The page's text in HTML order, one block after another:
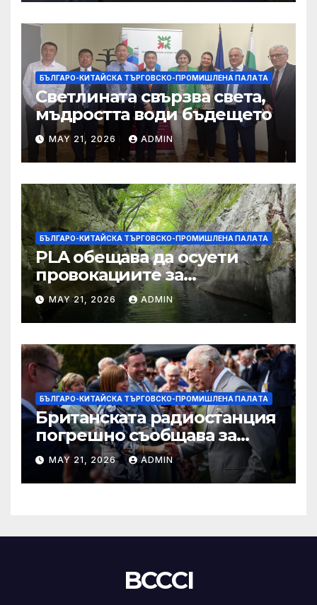
БЪЛГАРО-КИТАЙСКА ТЪРГОВСКО-ПРОМИШЛЕНА ПАЛAТА
Светлината свързва света,
мъдростта води бъдещето
MAY 21, 2026 ADMIN
БЪЛГАРО-КИТАЙСКА ТЪРГОВСКО-ПРОМИШЛЕНА ПАЛAТА
PLA обещава да осуети
провокациите за
„независимост на Тайван“.
MAY 21, 2026 ADMIN
БЪЛГАРО-КИТАЙСКА ТЪРГОВСКО-ПРОМИШЛЕНА ПАЛAТА
Британската радиостанция
погрешно съобщава за
смъртта на крал Чарлз
MAY 21, 2026 ADMIN
BCCCI